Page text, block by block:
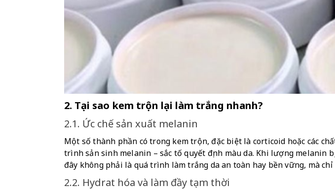
2. Tại sao kem trộn lại làm trắng nhanh?
2.1. Ức chế sản xuất melanin
Một số thành phần có trong kem trộn, đặc biệt là corticoid hoặc các
trình sản sinh melanin – sắc tố quyết định màu da. Khi lượng melanin
đây không phải là quá trình làm trắng da an toàn hay bền vững, mà
2.2. Hydrat hóa và làm đầy tạm thời